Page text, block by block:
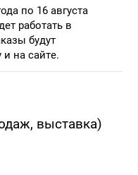
по 16 августа
работать в
будут
на сайте.
выставка)